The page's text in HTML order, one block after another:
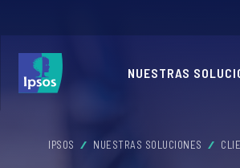
NUESTRAS
IPSOS NUESTRAS SOLUCIONES